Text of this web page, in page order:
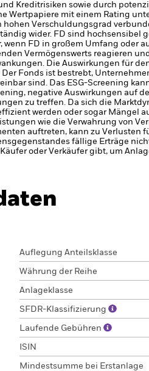
Kreditrisiken sowie durch
mit einem Rating
Verschuldungsgrad
wider. FD sind hochsensibel
FD in großem Umfang oder
Vermögenswerts reagieren
Die Auswirkungen für
Der Fonds ist bestrebt,
sind. Das ESG-Screening
negative Auswirkungen auf
zu treffen. Da sich die
werden oder sogar Mängel
wie die Verwahrung von
auftreten, kann zu Verlusten
fällige Erträge
oder Verkäufer gibt, um
Auflegung Anteilsklasse
Währung der Reihe
Anlageklasse
SFDR-Klassifizierung
Laufende Gebühren
ISIN
Mindestsumme bei Erstanlage